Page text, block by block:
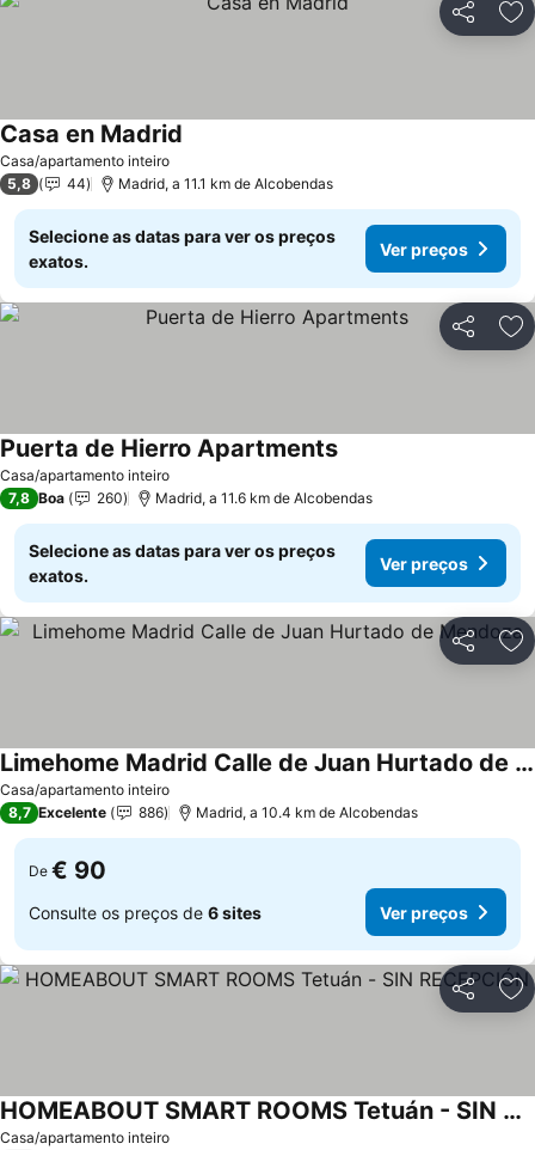
Partilhar
Casa/apartamento inteiro
Casa en Madrid
5,8 44 Madrid, a 11.1 km de Alcobendas
Selecione as datas para ver os preços
exatos.
Ver preços
Partilhar
Casa/apartamento inteiro
Puerta de Hierro Apartments
7,8 Boa 260 Madrid, a 11.6 km de Alcobendas
Selecione as datas para ver os preços
exatos.
Ver preços
Partilhar
Casa/apartamento inteiro
Limehome Madrid Calle de Juan Hurtado de Mendoza
8,7 Excelente 886 Madrid, a 10.4 km de Alcobendas
De € 90
Consulte os preços de 6 sites Ver preços
Partilhar
Casa/apartamento inteiro
HOMEABOUT SMART ROOMS Tetuán - SIN RECEPCIÓN